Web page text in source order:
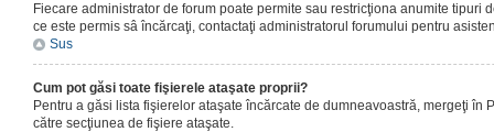
Fiecare administrator de forum poate permite sau restricţiona anumite tipuri
ce este permis sâ încărcaţi, contactaţi administratorul forumului pentru
Sus
Cum pot găsi toate fişierele ataşate proprii?
Pentru a găsi lista fişierelor ataşate încărcate de dumneavoastră, mergeţi în
către secţiunea de fişiere ataşate.